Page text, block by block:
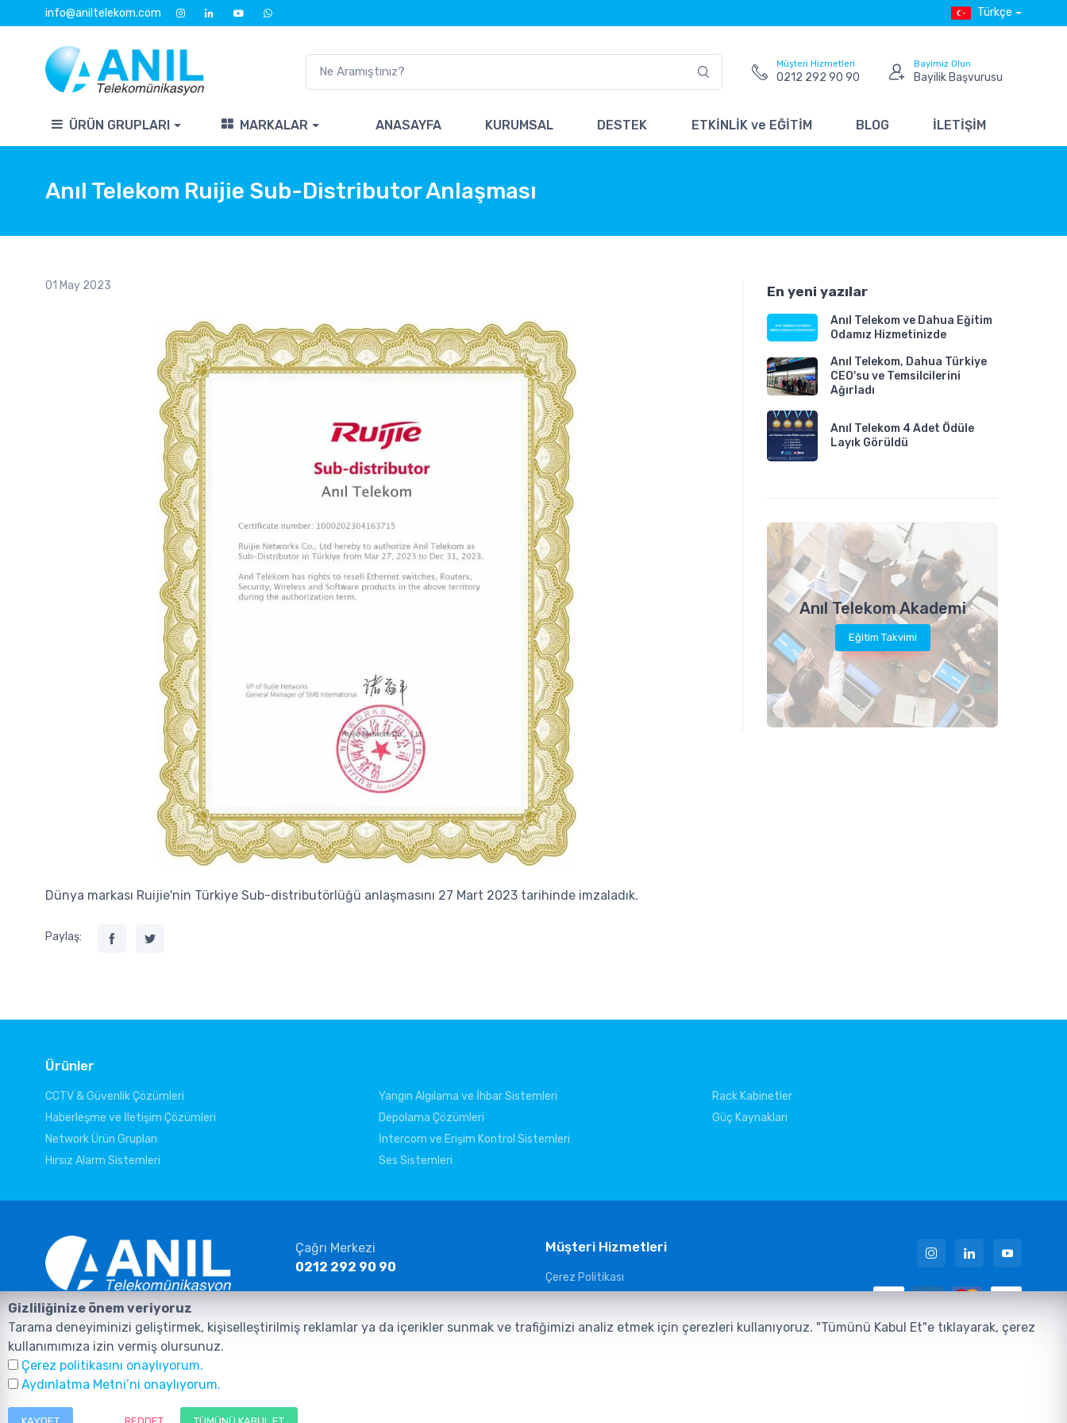
info@aniltelekom.com Türkçe
Müşteri Hizmetleri
0212 292 90 90
Bayimiz Olun
Bayilik Başvurusu
ÜRÜN GRUPLARI MARKALAR ANASAYFA KURUMSAL DESTEK ETKİNLİK ve EĞİTİM BLOG İLETİŞİM
Anıl Telekom Ruijie Sub-Distributor Anlaşması
01 May 2023
Dünya markası Ruijie'nin Türkiye Sub-distributörlüğü anlaşmasını 27 Mart 2023 tarihinde imzaladık.
Paylaş:
En yeni yazılar
Anıl Telekom ve Dahua Eğitim
Odamız Hizmetinizde
Anıl Telekom, Dahua Türkiye
CEO'su ve Temsilcilerini
Ağırladı
Anıl Telekom 4 Adet Ödüle
Layık Görüldü
Anıl Telekom Akademi
Eğitim Takvimi
Ürünler
CCTV & Güvenlik Çözümleri
Haberleşme ve İletişim Çözümleri
Network Ürün Grupları
Hırsız Alarm Sistemleri
Yangın Algılama ve İhbar Sistemleri
Depolama Çözümleri
İntercom ve Erişim Kontrol Sistemleri
Ses Sistemleri
Rack Kabinetler
Güç Kaynakları
Anasayfa Ürünler İletişim
Çağrı Merkezi
0212 292 90 90
Müşteri Hizmetleri
Çerez Politikası
Güvenlik Kameraları Aydınlatma Metni
Gizliliğinize önem veriyoruz
Tarama deneyiminizi geliştirmek, kişiselleştirilmiş reklamlar ya da içerikler sunmak ve trafiğimizi analiz etmek için çerezleri kullanıyoruz. "Tümünü Kabul Et"e tıklayarak, çerez
kullanımımıza izin vermiş olursunuz.
Çerez politikasını onaylıyorum.
Aydınlatma Metni’ni onaylıyorum.